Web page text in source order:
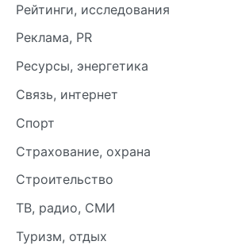
Рейтинги, исследования
Реклама, PR
Ресурсы, энергетика
Связь, интернет
Спорт
Страхование, охрана
Строительство
ТВ, радио, СМИ
Туризм, отдых